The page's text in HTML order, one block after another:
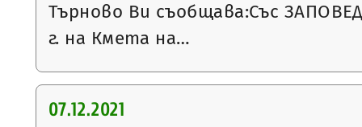
Търново Ви съобщава:Със
г. на Кмета на…
07.12.2021